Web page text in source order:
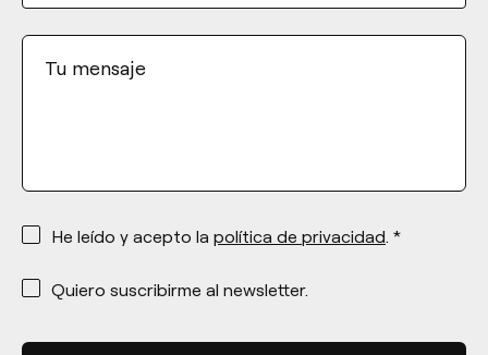
Tu mensaje
*
He leído y acepto la política de privacidad. *
*
Quiero suscribirme al newsletter.